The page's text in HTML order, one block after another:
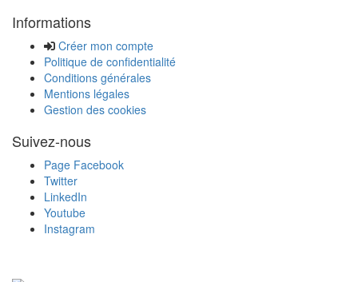
Informations
Créer mon compte
Politique de confidentialité
Conditions générales
Mentions légales
Gestion des cookies
Suivez-nous
Page Facebook
Twitter
LinkedIn
Youtube
Instagram